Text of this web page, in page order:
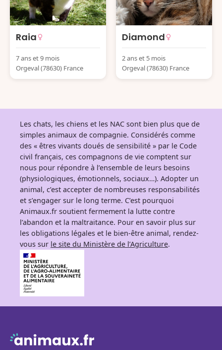
Raia
7 ans et 9 mois
Orgeval (78630) France
Diamond
2 ans et 5 mois
Orgeval (78630) France
Les chats, les chiens et les NAC sont bien plus que de
simples animaux de compagnie. Considérés comme
des « êtres vivants doués de sensibilité » par le Code
civil français, ces compagnons de vie comptent sur
nous pour répondre à l’ensemble de leurs besoins
(physiologiques, émotionnels, sociaux…). Adopter un
animal, c’est accepter de nombreuses responsabilités
et s’engager sur le long terme. C’est pourquoi
Animaux.fr soutient fermement la lutte contre
l’abandon et la maltraitance. Pour en savoir plus sur
les obligations légales et le bien-être animal, rendez-
vous sur le site du Ministère de l’Agriculture.